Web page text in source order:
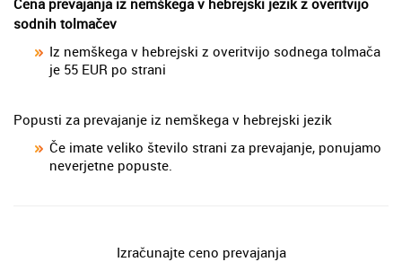
sodnih tolmačev
Iz nemškega v hebrejski z overitvijo sodnega tolmača
je 55 EUR po strani
Popusti za prevajanje iz nemškega v hebrejski jezik
Če imate veliko število strani za prevajanje, ponujamo
neverjetne popuste.
Izračunajte ceno prevajanja